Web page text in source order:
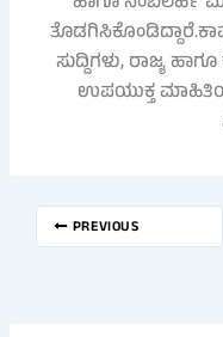
ಸುದ್ದಿಗಳು, ರಾಜ್ಯ
ಉಪಯುಕ್ತ
PREVIOUS